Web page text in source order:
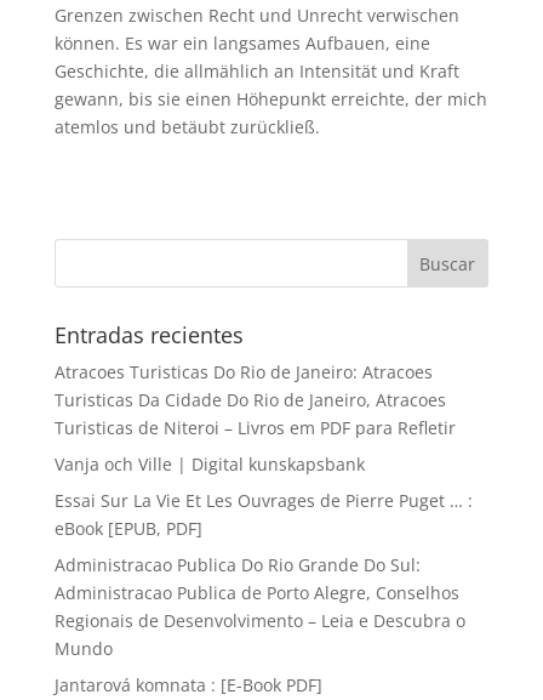
Grenzen zwischen Recht und Unrecht verwischen
können. Es war ein langsames Aufbauen, eine
Geschichte, die allmählich an Intensität und Kraft
gewann, bis sie einen Höhepunkt erreichte, der mich
atemlos und betäubt zurückließ.
Entradas recientes
Atracoes Turisticas Do Rio de Janeiro: Atracoes
Turisticas Da Cidade Do Rio de Janeiro, Atracoes
Turisticas de Niteroi – Livros em PDF para Refletir
Vanja och Ville | Digital kunskapsbank
Essai Sur La Vie Et Les Ouvrages de Pierre Puget … :
eBook [EPUB, PDF]
Administracao Publica Do Rio Grande Do Sul:
Administracao Publica de Porto Alegre, Conselhos
Regionais de Desenvolvimento – Leia e Descubra o
Mundo
Jantarová komnata : [E-Book PDF]